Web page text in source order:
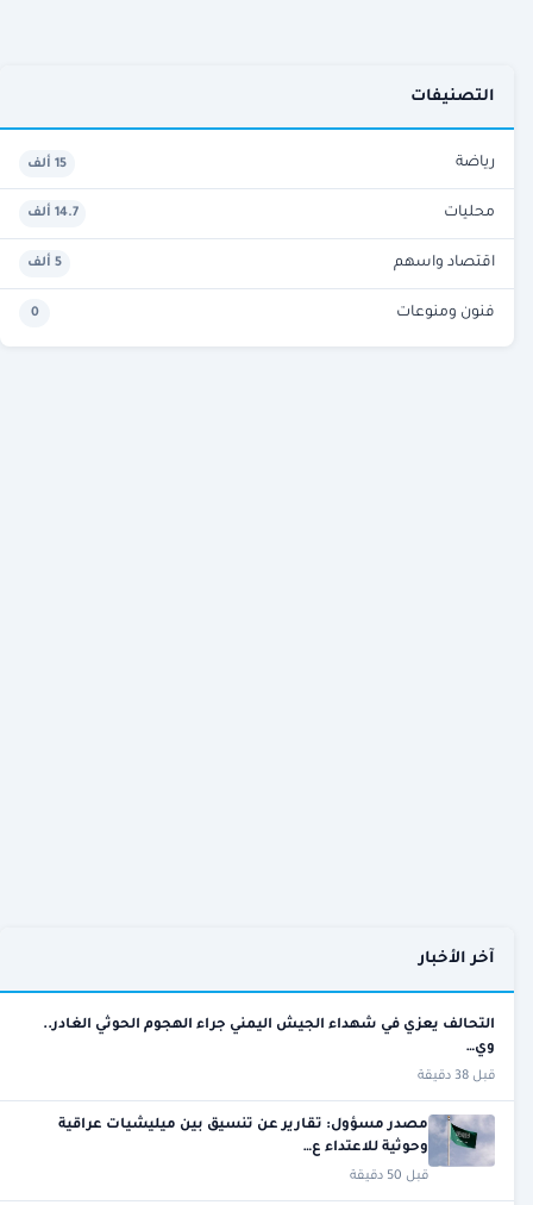
التصنيفات
رياضة 15 ألف
محليات 14.7 ألف
اقتصاد واسهم 5 ألف
فنون ومنوعات 0
آخر الأخبار
التحالف يعزي في شهداء الجيش اليمني جراء الهجوم الحوثي الغادر..
وي…
قبل 38 دقيقة
مصدر مسؤول: تقارير عن تنسيق بين ميليشيات عراقية
وحوثية للاعتداء ع…
قبل 50 دقيقة